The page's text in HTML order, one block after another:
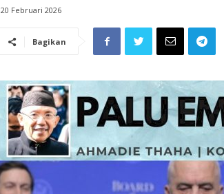
20 Februari 2026
Bagikan